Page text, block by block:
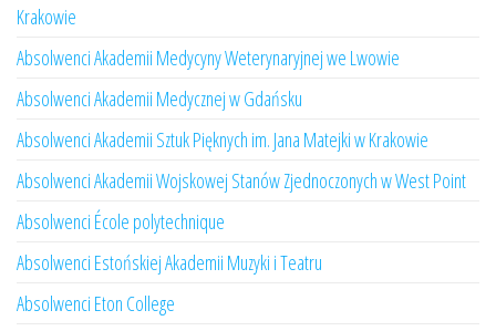
Krakowie
Absolwenci Akademii Medycyny Weterynaryjnej we Lwowie
Absolwenci Akademii Medycznej w Gdańsku
Absolwenci Akademii Sztuk Pięknych im. Jana Matejki w Krakowie
Absolwenci Akademii Wojskowej Stanów Zjednoczonych w West Point
Absolwenci École polytechnique
Absolwenci Estońskiej Akademii Muzyki i Teatru
Absolwenci Eton College